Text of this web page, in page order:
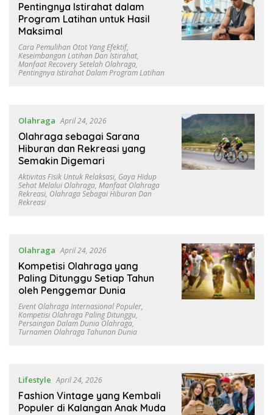
Pentingnya Istirahat dalam
Program Latihan untuk Hasil
Maksimal
Cara Pemulihan Otot Yang Efektif,
Keseimbangan Latihan Dan Istirahat,
Manfaat Recovery Setelah Olahraga,
Pentingnya Istirahat Dalam Program Latihan
Olahraga April 24, 2026
Olahraga sebagai Sarana
Hiburan dan Rekreasi yang
Semakin Digemari
Aktivitas Fisik Untuk Relaksasi, Gaya Hidup
Sehat Melalui Olahraga, Manfaat Olahraga
Rekreasi, Olahraga Sebagai Hiburan Dan
Rekreasi
Olahraga April 24, 2026
Kompetisi Olahraga yang
Paling Ditunggu Setiap Tahun
oleh Penggemar Dunia
Event Olahraga Internasional Populer,
Kompetisi Olahraga Paling Ditunggu,
Persaingan Dalam Dunia Olahraga,
Turnamen Olahraga Tahunan Dunia
Lifestyle April 24, 2026
Fashion Vintage yang Kembali
Populer di Kalangan Anak Muda